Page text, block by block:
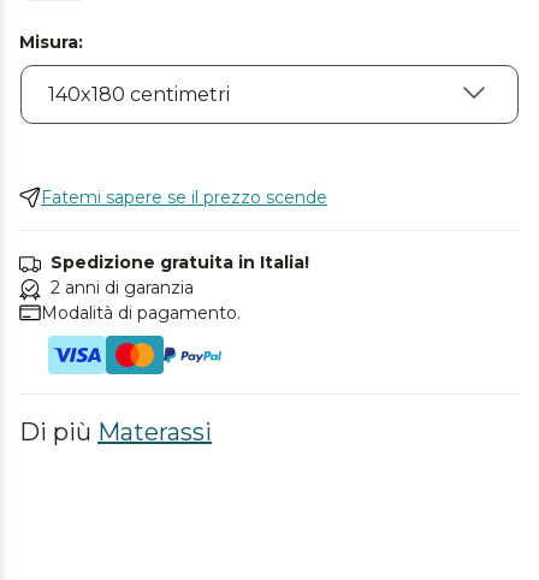
Misura:
Fatemi sapere se il prezzo scende
Spedizione gratuita in Italia!
2 anni di garanzia
Modalità di pagamento.
Di più Materassi